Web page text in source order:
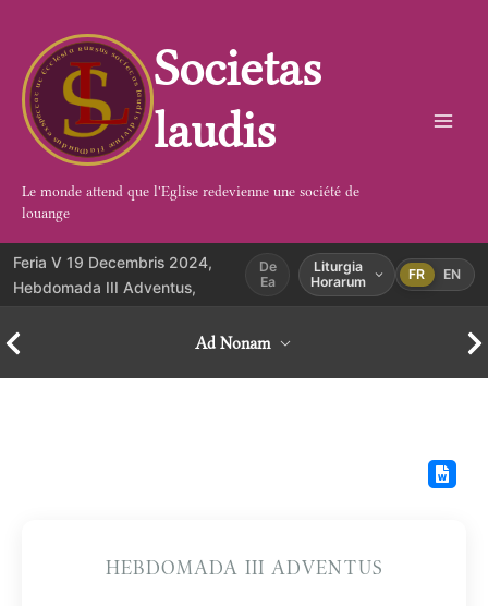
contenu
Societas
laudis
Le monde attend que l'Eglise redevienne une société de
louange
Feria V 19 Decembris 2024,
Hebdomada III Adventus,
De
Ea
Liturgia
Horarum
FR EN
Ad Nonam
HEBDOMADA III ADVENTUS